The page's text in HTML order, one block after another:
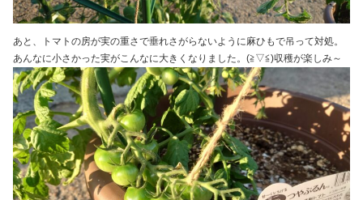
あと、トマトの房が実の重さで垂れさがらないように麻ひもで吊って対処。
あんなに小さかった実がこんなに大きくなりました。(≧▽≦)収穫が楽しみ～